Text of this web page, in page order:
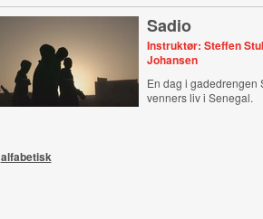
Sadio
Instruktør: Steffen
Johansen
En dag i gadedrengen
venners liv i Senegal.
alfabetisk